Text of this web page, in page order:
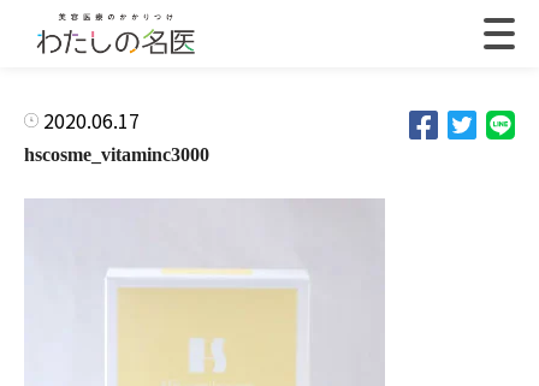
2020.06.17
hscosme_vitaminc3000